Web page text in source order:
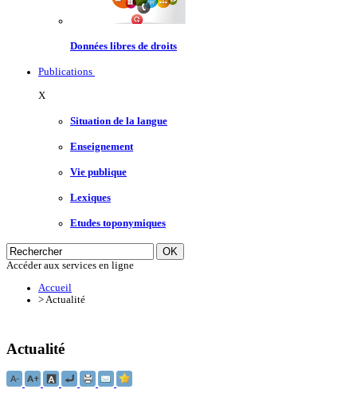
Données libres de droits
Publications
X
Situation de la langue
Enseignement
Vie publique
Lexiques
Etudes toponymiques
Accéder aux services en ligne
Accueil
> Actualité
Actualité